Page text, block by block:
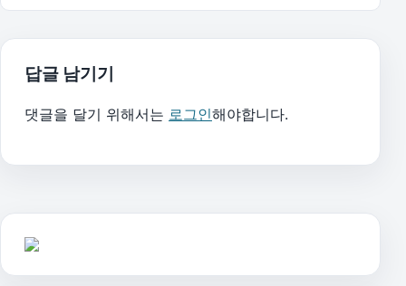
답글 남기기
댓글을 달기 위해서는 로그인해야합니다.